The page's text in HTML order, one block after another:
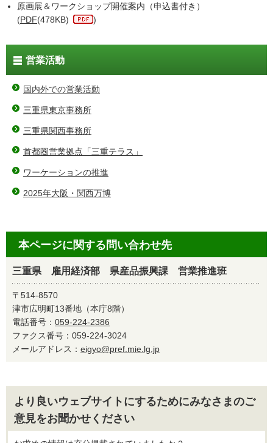
原画展＆ワークショップ開催案内（申込書付き）
(PDF(478KB) )
営業活動
国内外での営業活動
三重県東京事務所
三重県関西事務所
首都圏営業拠点「三重テラス」
ワーケーションの推進
2025年大阪・関西万博
本ページに関する問い合わせ先
三重県 雇用経済部 県産品振興課 営業推進班
〒514-8570
津市広明町13番地（本庁8階）
電話番号： 059-224-2386
ファクス番号：059-224-3024
メールアドレス： eigyo@pref.mie.lg.jp
より良いウェブサイトにするためにみなさまのご
意見をお聞かせください